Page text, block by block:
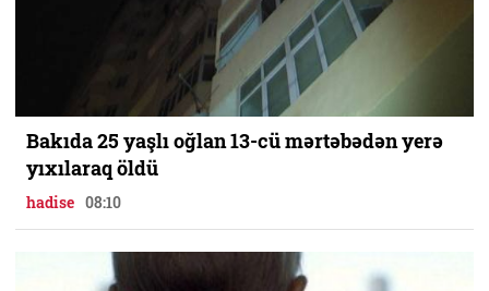
Bakıda 25 yaşlı oğlan 13-cü mərtəbədən yerə
yıxılaraq öldü
hadise 08:10